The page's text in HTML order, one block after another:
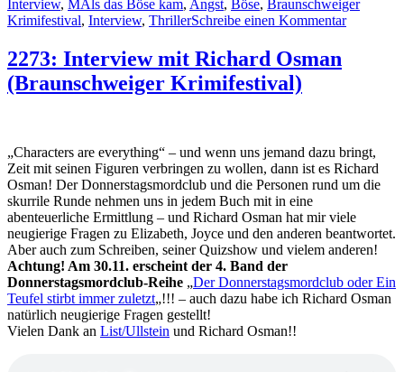
Interview, M Als das Böse kam, Angst, Böse, Braunschweiger
Krimifestival, Interview, ThrillerSchreibe einen Kommentarzu
2273: Interview mit Richard Osman
(Braunschweiger Krimifestival)
„Characters are everything“ – und wenn uns jemand dazu bringt,
Zeit mit seinen Figuren verbringen zu wollen, dann ist es Richard
Osman! Der Donnerstagsmordclub und die Personen rund um die
skurrile Runde nehmen uns in jedem Buch mit in eine
abenteuerliche Ermittlung – und Richard Osman hat mir viele
neugierige Fragen zu Elizabeth, Joyce und den anderen beantwortet.
Aber auch zum Schreiben, seiner Quizshow und vielem anderen!
Achtung! Am 30.11. erscheint der 4. Band der
Donnerstagsmordclub-Reihe „Der Donnerstagsmordclub oder Ein
Teufel stirbt immer zuletzt„!!! – auch dazu habe ich Richard Osman
natürlich neugierige Fragen gestellt!
Vielen Dank an List/Ullstein und Richard Osman!!